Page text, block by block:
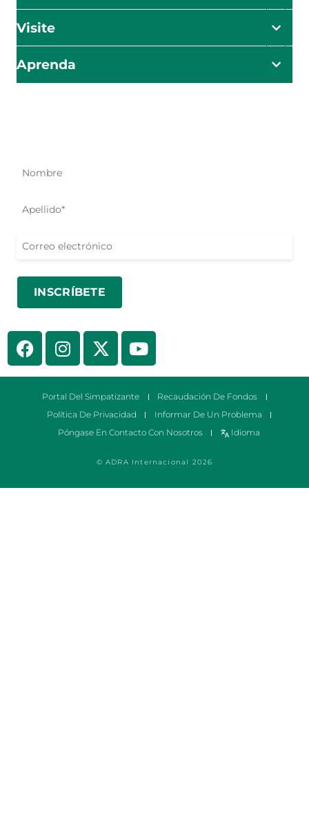
Visite
Aprenda
© ADRA Internacional 2026
Portal Del Simpatizante
Recaudación De Fondos
Política De Privacidad
Informar De Un Problema
Póngase En Contacto Con Nosotros
Idioma